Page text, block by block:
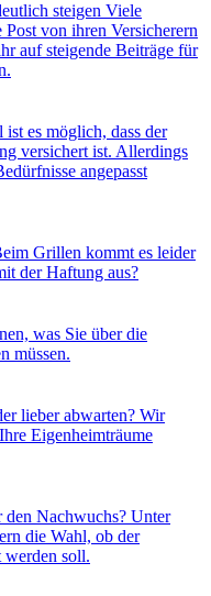
steigen Viele
von ihren Versicherern
auf steigende Beiträge für
es möglich, dass der
versichert ist. Allerdings
angepasst
Grillen kommt es leider
der Haftung aus?
was Sie über die
müssen.
lieber abwarten? Wir
Eigenheimträume
Nachwuchs? Unter
die Wahl, ob der
soll.